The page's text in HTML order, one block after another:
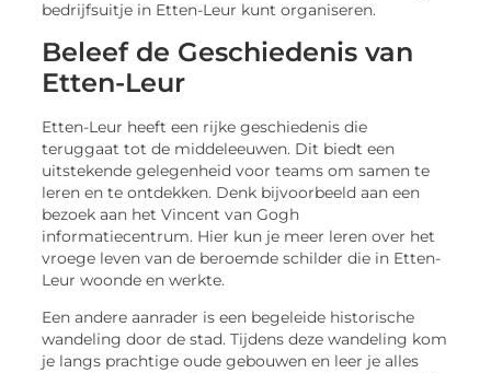
bedrijfsuitje in Etten-Leur kunt organiseren.
Beleef de Geschiedenis van
Etten-Leur
Etten-Leur heeft een rijke geschiedenis die
teruggaat tot de middeleeuwen. Dit biedt een
uitstekende gelegenheid voor teams om samen te
leren en te ontdekken. Denk bijvoorbeeld aan een
bezoek aan het Vincent van Gogh
informatiecentrum. Hier kun je meer leren over het
vroege leven van de beroemde schilder die in Etten-
Leur woonde en werkte.
Een andere aanrader is een begeleide historische
wandeling door de stad. Tijdens deze wandeling kom
je langs prachtige oude gebouwen en leer je alles